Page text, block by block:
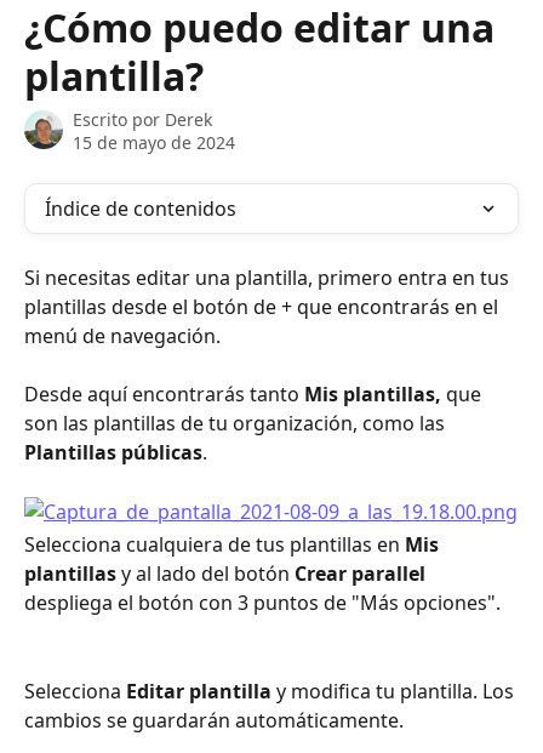
¿Cómo puedo editar una
plantilla?
Escrito por Derek
15 de mayo de 2024
Índice de contenidos
Si necesitas editar una plantilla, primero entra en tus
plantillas desde el botón de + que encontrarás en el
menú de navegación.
Desde aquí encontrarás tanto Mis plantillas, que
son las plantillas de tu organización, como las
Plantillas públicas.
Selecciona cualquiera de tus plantillas en Mis
plantillas y al lado del botón Crear parallel
despliega el botón con 3 puntos de "Más opciones".
Selecciona Editar plantilla y modifica tu plantilla. Los
cambios se guardarán automáticamente.